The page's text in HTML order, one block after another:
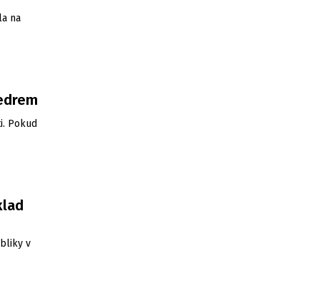
na
Pokud
v